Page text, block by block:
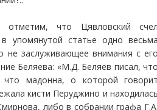
отметим, что Цявловский
упомянутой статье одно
не заслуживающее внимания с
Беляева: «М.Д. Беляев писал,
что мадонна, о которой
кисти Перуджино и
либо в собрании графа